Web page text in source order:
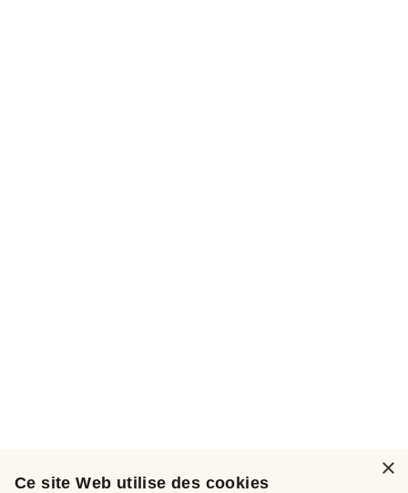
×
Ce site Web utilise des cookies